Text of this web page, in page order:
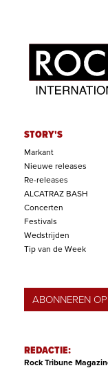
STORY'S
Markant
Nieuwe releases
Re-releases
ALCATRAZ BASH
Concerten
Festivals
Wedstrijden
Tip van de Week
ABONNEREN
REDACTIE:
Rock Tribune